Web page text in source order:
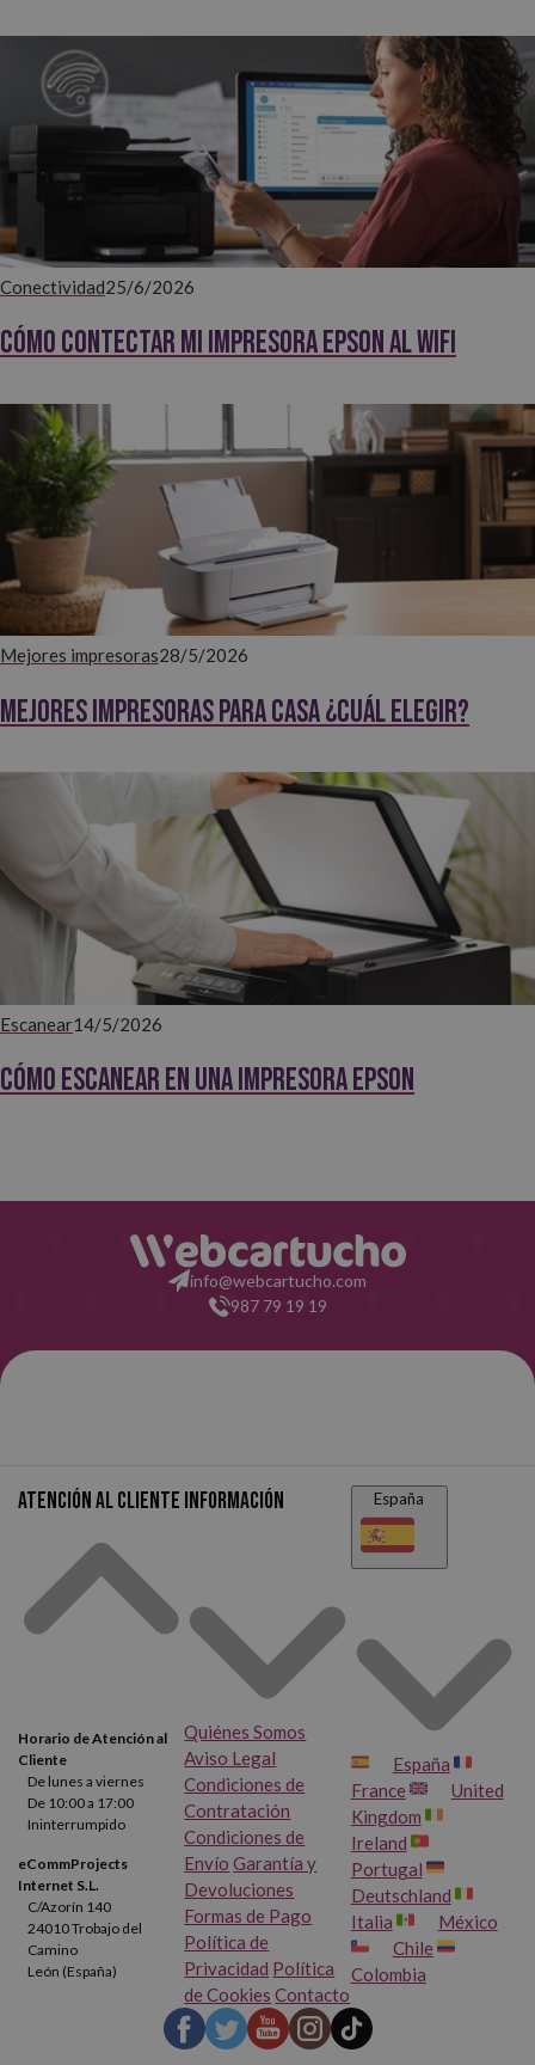
Conectividad25/6/2026
Cómo contectar mi impresora EPSON al WiFi
Mejores impresoras28/5/2026
Mejores impresoras para casa ¿Cuál elegir?
Escanear14/5/2026
Cómo escanear en una impresora Epson
info@webcartucho.com
987 79 19 19
Atención al cliente
Horario de Atención al
Cliente
De lunes a viernes
De 10:00 a 17:00
Ininterrumpido
eCommProjects
Internet S.L.
C/Azorín 140
24010 Trobajo del
Camino
León (España)
Información
Quiénes Somos
Aviso Legal
Condiciones de
Contratación
Condiciones de
Envío Garantía y
Devoluciones
Formas de Pago
Política de
Privacidad Política
de Cookies Contacto
España
España
France
United
Kingdom
Ireland
Portugal
Deutschland
Italia
México
Chile
Colombia